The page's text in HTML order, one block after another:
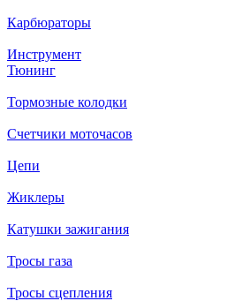
Карбюраторы
Инструмент
Тюнинг
Тормозные колодки
Счетчики моточасов
Цепи
Жиклеры
Катушки зажигания
Тросы газа
Тросы сцепления